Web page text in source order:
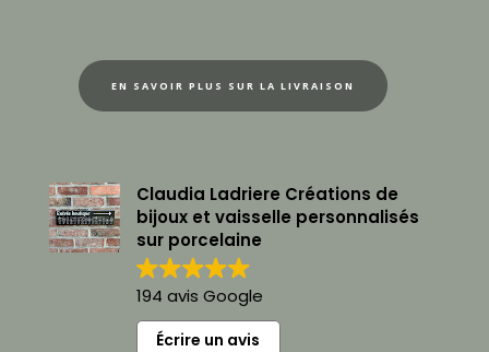
EN SAVOIR PLUS SUR LA LIVRAISON
Claudia Ladriere Créations de
bijoux et vaisselle personnalisés
sur porcelaine
194 avis Google
Écrire un avis